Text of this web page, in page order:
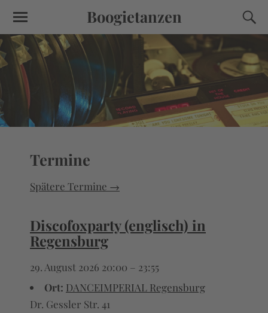
Boogietanzen
Termine
Spätere Termine →
Discofoxparty (englisch) in
Regensburg
29. August 2026 20:00 – 23:55
Ort: DANCEIMPERIAL Regensburg
Dr. Gessler Str. 41